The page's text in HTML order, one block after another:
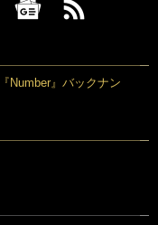
Number』バックナン